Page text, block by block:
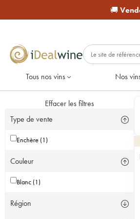
🚚
Tous nos vins Nos
Effacer les filtres
Type de vente
Enchère (1)
Couleur
Blanc (1)
Région